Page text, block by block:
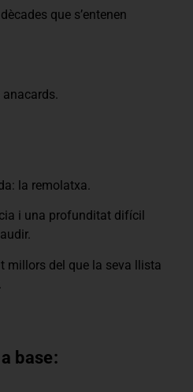
que s’entenen
anacards.
la remolatxa.
i una profunditat difícil
millors del que la seva llista
base: